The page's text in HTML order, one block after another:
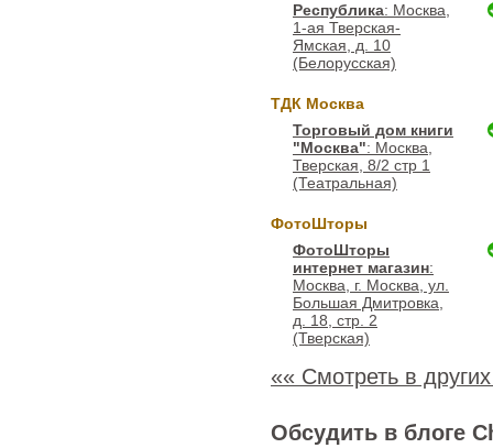
Республика: Москва,
1-ая Тверская-
Ямская, д. 10
(Белорусская)
ТДК Москва
Торговый дом книги
"Москва": Москва,
Тверская, 8/2 стр 1
(Театральная)
ФотоШторы
ФотоШторы
интернет магазин:
Москва, г. Москва, ул.
Большая Дмитровка,
д. 18, стр. 2
(Тверская)
«« Смотреть в
Обсудить в блоге